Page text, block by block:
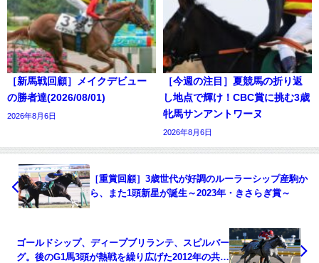
［新馬戦回顧］メイクデビュー
の勝者達(2026/08/01)
2026年8月6日
［今週の注目］夏競馬の折り返
し地点で輝け！CBC賞に挑む3歳
牝馬サンアントワーヌ
2026年8月6日
［重賞回顧］3歳世代が好調のルーラーシップ産駒か
ら、また1頭新星が誕生～2023年・きさらぎ賞～
ゴールドシップ、ディープブリランテ、スピルバー
グ。後のG1馬3頭が熱戦を繰り広げた2012年の共同